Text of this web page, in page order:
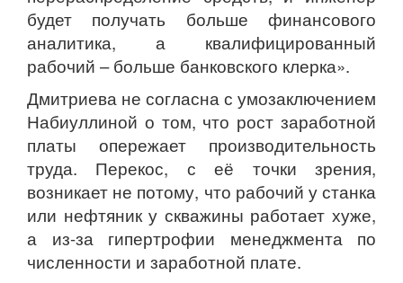
будет получать больше финансового
аналитика, а квалифицированный
рабочий – больше банковского клерка».
Дмитриева не согласна с умозаключением
Набиуллиной о том, что рост заработной
платы опережает производительность
труда. Перекос, с её точки зрения,
возникает не потому, что рабочий у станка
или нефтяник у скважины работает хуже,
а из-за гипертрофии менеджмента по
численности и заработной плате.